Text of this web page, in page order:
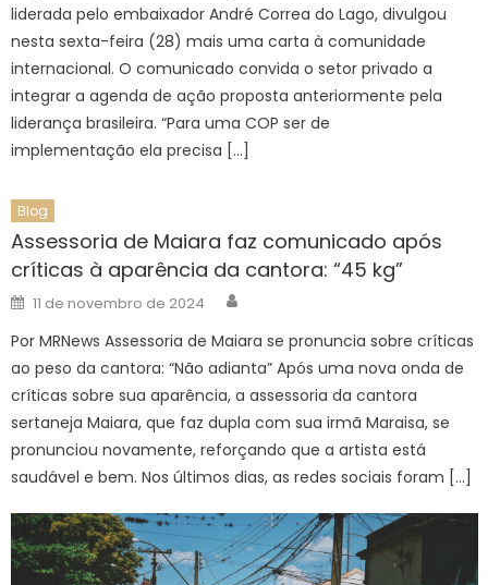
liderada pelo embaixador André Correa do Lago, divulgou
nesta sexta-feira (28) mais uma carta à comunidade
internacional. O comunicado convida o setor privado a
integrar a agenda de ação proposta anteriormente pela
liderança brasileira. “Para uma COP ser de
implementação ela precisa […]
Blog
Assessoria de Maiara faz comunicado após
críticas à aparência da cantora: “45 kg”
Posted
on
11 de novembro de 2024
Por MRNews Assessoria de Maiara se pronuncia sobre críticas
ao peso da cantora: “Não adianta” Após uma nova onda de
críticas sobre sua aparência, a assessoria da cantora
sertaneja Maiara, que faz dupla com sua irmã Maraisa, se
pronunciou novamente, reforçando que a artista está
saudável e bem. Nos últimos dias, as redes sociais foram […]